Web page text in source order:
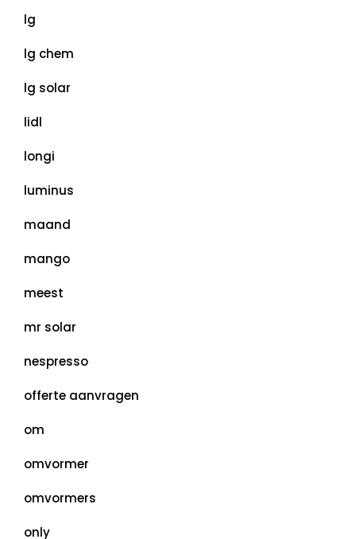
lg
lg chem
lg solar
lidl
longi
luminus
maand
mango
meest
mr solar
nespresso
offerte aanvragen
om
omvormer
omvormers
only